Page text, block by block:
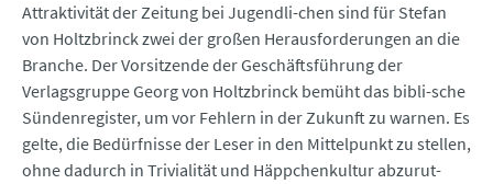
Attraktivität der Zeitung bei Jugendli-chen sind für Stefan
von Holtzbrinck zwei der großen Herausforderungen an die
Branche. Der Vorsitzende der Geschäftsführung der
Verlagsgruppe Georg von Holtzbrinck bemüht das bibli-sche
Sündenregister, um vor Fehlern in der Zukunft zu warnen. Es
gelte, die Bedürfnisse der Leser in den Mittelpunkt zu stellen,
ohne dadurch in Trivialität und Häppchenkultur abzurut-